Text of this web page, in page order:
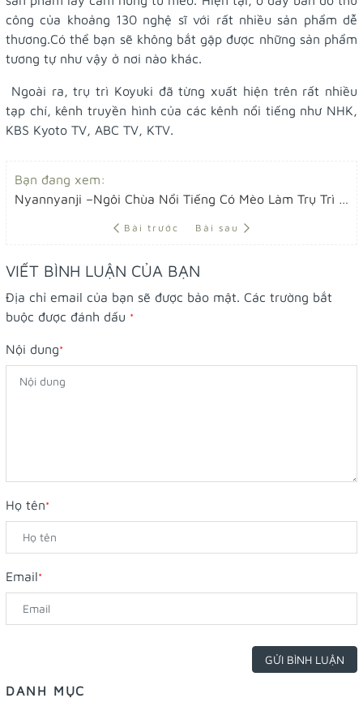
công của khoảng 130 nghệ sĩ với rất nhiều sản phẩm dễ
thương.Có thể bạn sẽ không bắt gặp được những sản phẩm
tương tự như vậy ở nơi nào khác.
Ngoài ra, trụ trì Koyuki đã từng xuất hiện trên rất nhiều
tạp chí, kênh truyền hình của các kênh nổi tiếng như NHK,
KBS Kyoto TV, ABC TV, KTV.
Bạn đang xem:
Nyannyanji –Ngôi Chùa Nổi Tiếng Có Mèo Làm Trụ Trì Tọa Lạc Kyoto, Nhật Bản.
Bài trước Bài sau
VIẾT BÌNH LUẬN CỦA BẠN
Địa chỉ email của bạn sẽ được bảo mật. Các trường bắt
buộc được đánh dấu *
Nội dung*
Họ tên*
Email*
GỬI BÌNH LUẬN
DANH MỤC